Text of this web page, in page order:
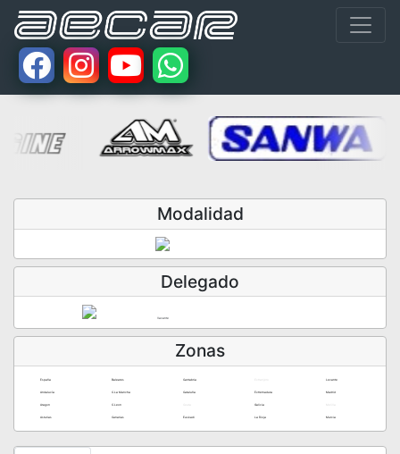
Modalidad
Delegado
Vacante
Zonas
España Baleares Cantabria Levante
Andalucía C.La Mancha Cataluña Extremadura Madrid
Aragon C.Leon Galicia
Asturias Canarias Euskadi La Rioja Murcia